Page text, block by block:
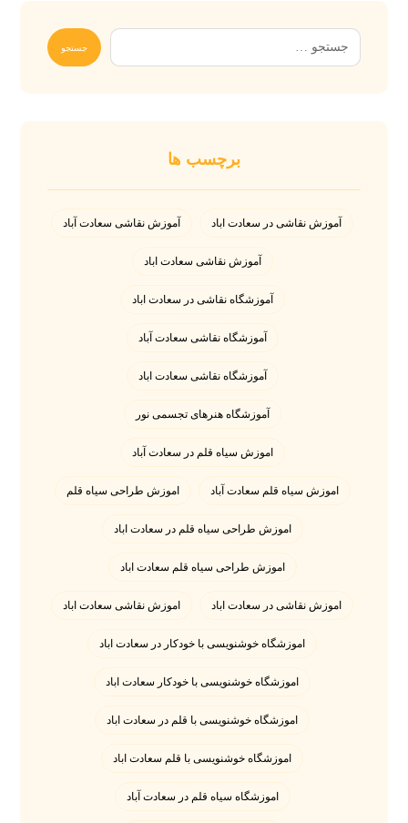
برچسب ها
آموزش نقاشی در سعادت اباد آموزش نقاشی سعادت آباد
آموزش نقاشی سعادت اباد
آموزشگاه نقاشی در سعادت اباد
آموزشگاه نقاشی سعادت آباد
آموزشگاه نقاشی سعادت اباد
آموزشگاه هنرهای تجسمی نور
اموزش سیاه قلم در سعادت آباد
اموزش سیاه قلم سعادت آباد اموزش طراحی سیاه قلم
اموزش طراحی سیاه قلم در سعادت اباد
اموزش طراحی سیاه قلم سعادت اباد
اموزش نقاشی در سعادت اباد اموزش نقاشی سعادت اباد
اموزشگاه خوشنویسی با خودکار در سعادت اباد
اموزشگاه خوشنویسی با خودکار سعادت اباد
اموزشگاه خوشنویسی با قلم در سعادت اباد
اموزشگاه خوشنویسی با قلم سعادت اباد
اموزشگاه سیاه قلم در سعادت آباد